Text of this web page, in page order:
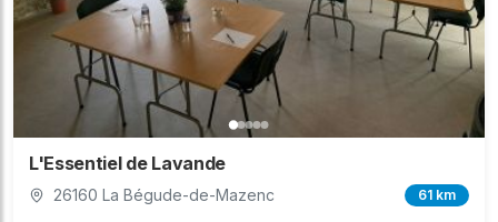
L'Essentiel de Lavande
26160 La Bégude-de-Mazenc 61 km